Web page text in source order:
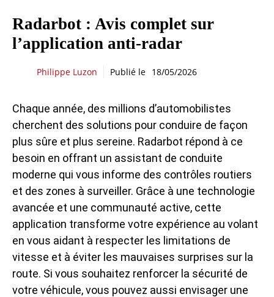
Radarbot : Avis complet sur
l’application anti-radar
Philippe Luzon Publié le 18/05/2026
Chaque année, des millions d’automobilistes
cherchent des solutions pour conduire de façon
plus sûre et plus sereine. Radarbot répond à ce
besoin en offrant un assistant de conduite
moderne qui vous informe des contrôles routiers
et des zones à surveiller. Grâce à une technologie
avancée et une communauté active, cette
application transforme votre expérience au volant
en vous aidant à respecter les limitations de
vitesse et à éviter les mauvaises surprises sur la
route. Si vous souhaitez renforcer la sécurité de
votre véhicule, vous pouvez aussi envisager une